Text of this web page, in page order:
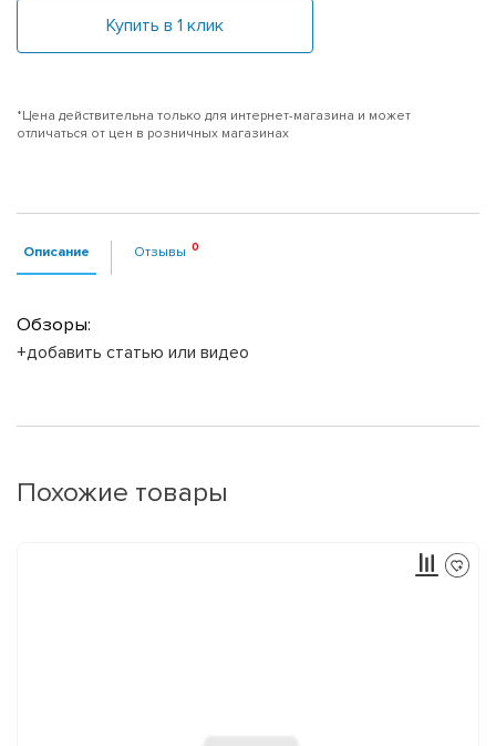
Купить в 1 клик
*Цена действительна только для интернет-магазина и может
отличаться от цен в розничных магазинах
Описание Отзывы
Обзоры:
+добавить статью или видео
Похожие товары